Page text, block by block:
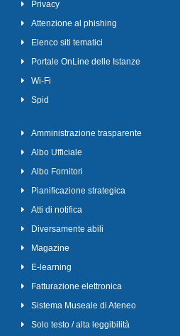
Privacy
Attenzione al phishing
Elenco siti tematici
Portale OnLine delle Istanze
Wi-Fi
Spid
Amministrazione trasparente
Albo Ufficiale
Albo Fornitori
Pianificazione strategica
Atti di notifica
Diversamente abili
Magazine
E-learning
Fatturazione elettronica
Sistema Museale di Ateneo
Solo testo / alta leggibilità